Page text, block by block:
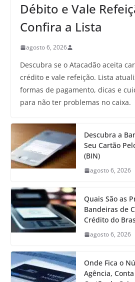
Débito e Vale
Confira a Lista
agosto 6, 2026
Descubra se o Atacadão aceita
crédito e vale refeição. Lista
formas de pagamento, dicas e
para não ter problemas no caixa.
Descubra a
Seu Cartão
(BIN)
agosto 6, 2026
Quais São as
Bandeiras de
Crédito do
agosto 6, 2026
Onde Fica o
Agência,